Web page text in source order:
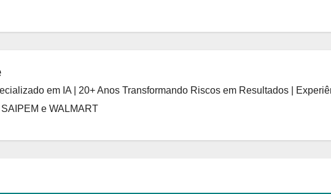
em IA | 20+ Anos Transformando Riscos em Resultados |
e WALMART